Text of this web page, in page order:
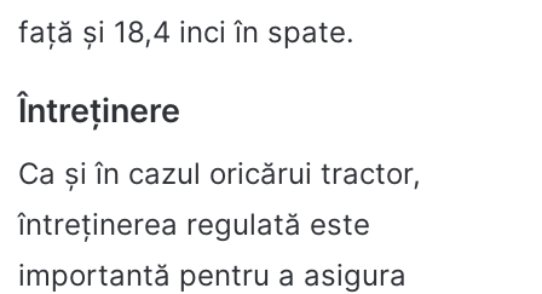
față și 18,4 inci în spate.
Întreținere
Ca și în cazul oricărui tractor,
întreținerea regulată este
importantă pentru a asigura